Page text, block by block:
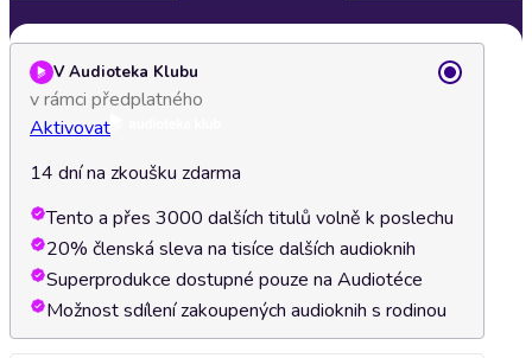
V Audioteka Klubu
v rámci předplatného
Aktivovat
14 dní na zkoušku zdarma
Tento a přes 3000 dalších titulů volně k poslechu
20% členská sleva na tisíce dalších audioknih
Superprodukce dostupné pouze na Audiotéce
Možnost sdílení zakoupených audioknih s rodinou